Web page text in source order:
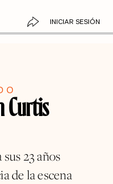
INICIAR SESIÓN
Curtis
23 años
de la escena